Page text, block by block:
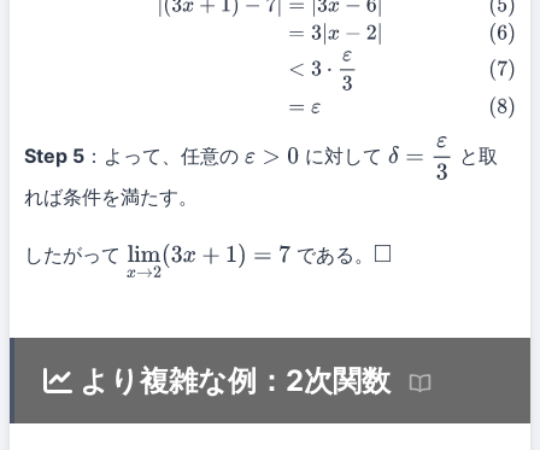
) −7|=|3 x− 6|(6)=3| x−2| (7) <3
Step 5 ：よって、任意の ε >0 に対してδ =ε 3
と取
れば条件を満たす。
したがって limx→2( 3x +1 =7 である。 ◻
より複雑な例：2次関数